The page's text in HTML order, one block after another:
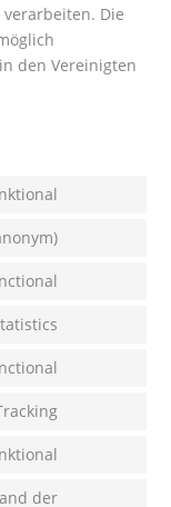
Die
den Vereinigten
der